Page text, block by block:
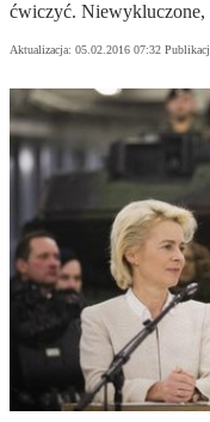
ćwiczyć. Niewykluczone,
Aktualizacja: 05.02.2016 07:32